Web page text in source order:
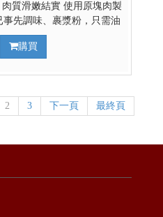
質滑嫩結實 使用原塊肉製
先調味、裹漿粉，只需油
買時請注意： 本商品為低
他低溫熟食賣場
購買
2 3 下一頁 最終頁